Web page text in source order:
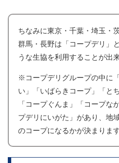
ちなみに東京・千葉・埼玉・
群馬・長野は「コープデリ」
うな生協を利用することが出来
※コープデリグループの中に
い」「いばらきコープ」「と
「コープぐんま」「コープな
プデリにいがた」があり、地
のコープになるかが決まります